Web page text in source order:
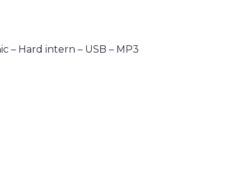
– Hard intern – USB – MP3